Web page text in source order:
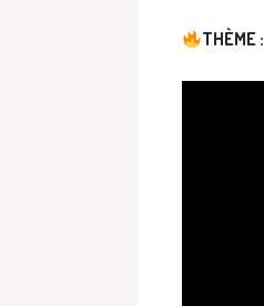
THÈME :